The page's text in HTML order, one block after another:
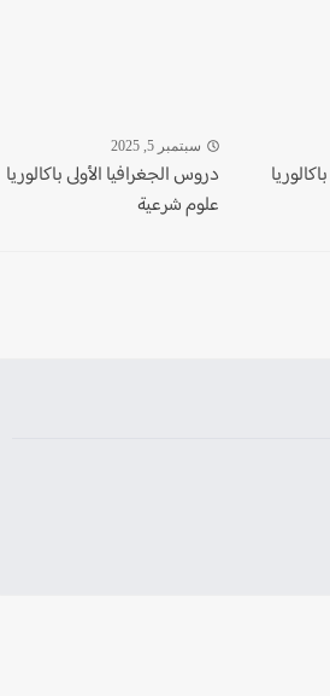
سبتمبر 5, 2025
دروس الجغرافيا الأولى باكالوريا
علوم شرعية